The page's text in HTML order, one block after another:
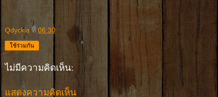
Qdyckia ที่ 06:30
ใช้ร่วมกัน
ไม่มีความคิดเห็น:
แสดงความคิดเห็น